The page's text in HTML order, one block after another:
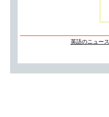
英語のニュース